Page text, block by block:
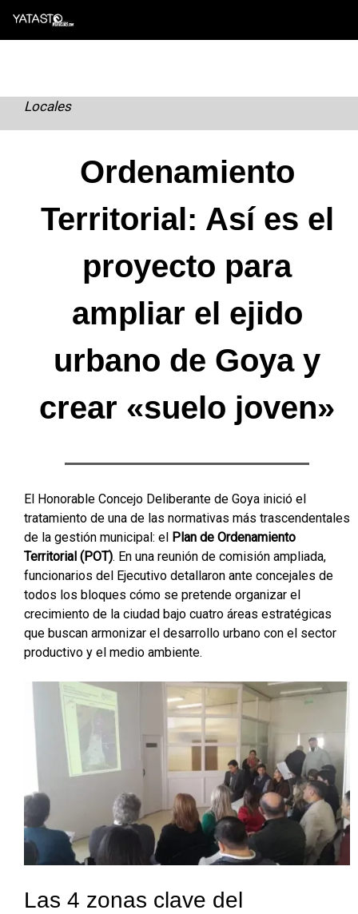
Skip
Locales
Ordenamiento
Territorial: Así es el
proyecto para
ampliar el ejido
urbano de Goya y
crear «suelo joven»
El Honorable Concejo Deliberante de Goya inició el
tratamiento de una de las normativas más trascendentales
de la gestión municipal: el Plan de Ordenamiento
Territorial (POT). En una reunión de comisión ampliada,
funcionarios del Ejecutivo detallaron ante concejales de
todos los bloques cómo se pretende organizar el
crecimiento de la ciudad bajo cuatro áreas estratégicas
que buscan armonizar el desarrollo urbano con el sector
productivo y el medio ambiente.
Las 4 zonas clave del